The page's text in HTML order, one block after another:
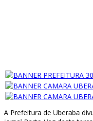
A Prefeitura de Uberaba